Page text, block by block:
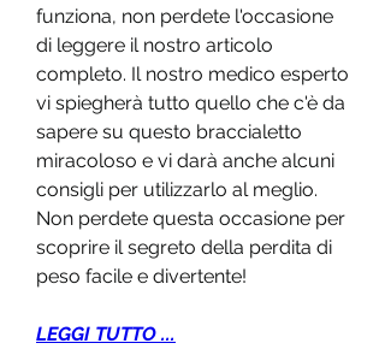
funziona, non perdete l'occasione
di leggere il nostro articolo
completo. Il nostro medico esperto
vi spiegherà tutto quello che c'è da
sapere su questo braccialetto
miracoloso e vi darà anche alcuni
consigli per utilizzarlo al meglio.
Non perdete questa occasione per
scoprire il segreto della perdita di
peso facile e divertente!
LEGGI TUTTO ...